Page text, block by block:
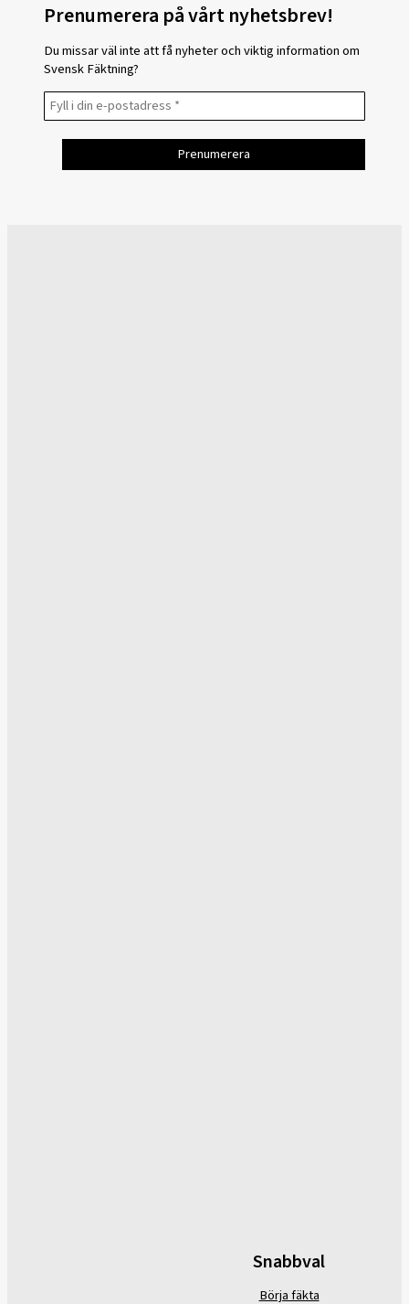
Prenumerera på vårt nyhetsbrev!
Du missar väl inte att få nyheter och viktig information om
Svensk Fäktning?
Snabbval
Börja fäkta